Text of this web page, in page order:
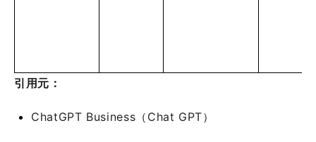
引用元：
ChatGPT Business（Chat GPT）